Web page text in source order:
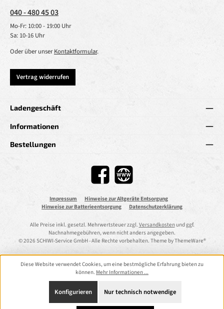
040 - 480 45 03
Mo-Fr: 10:00 - 19:00 Uhr
Sa: 10-16 Uhr
Oder über unserKontaktformular.
Vertrag widerrufen
Ladengeschäft
Informationen
Bestellungen
Facebook Website
Impressum
Hinweise zur Altgeräte Entsorgung
Hinweise zur Batterieentsorgung
Datenschutzerklärung
Alle Preise inkl. gesetzl. Mehrwertsteuer zzgl. Versandkostenund ggf.
Nachnahmegebühren, wenn nicht anders angegeben.
© 2026 SCHIWI-Service GmbH - Alle Rechte vorbehalten. Theme byThemeWare®
Diese Website verwendet Cookies, um eine bestmögliche Erfahrung bieten zu
können. Mehr Informationen ...
Nur technisch notwendige
Konfigurieren